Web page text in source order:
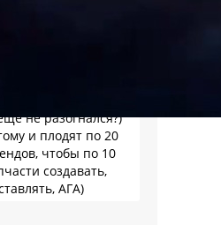
не разогнался?)
и плодят по 20
чтобы по 10
создавать,
АГА)